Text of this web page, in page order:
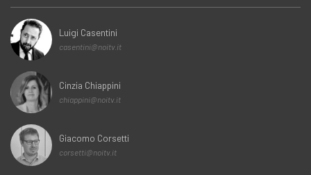
Luigi Casentini
casentini@noitv.it
Cinzia Chiappini
chiappini@noitv.it
Giacomo Corsetti
corsetti@noitv.it